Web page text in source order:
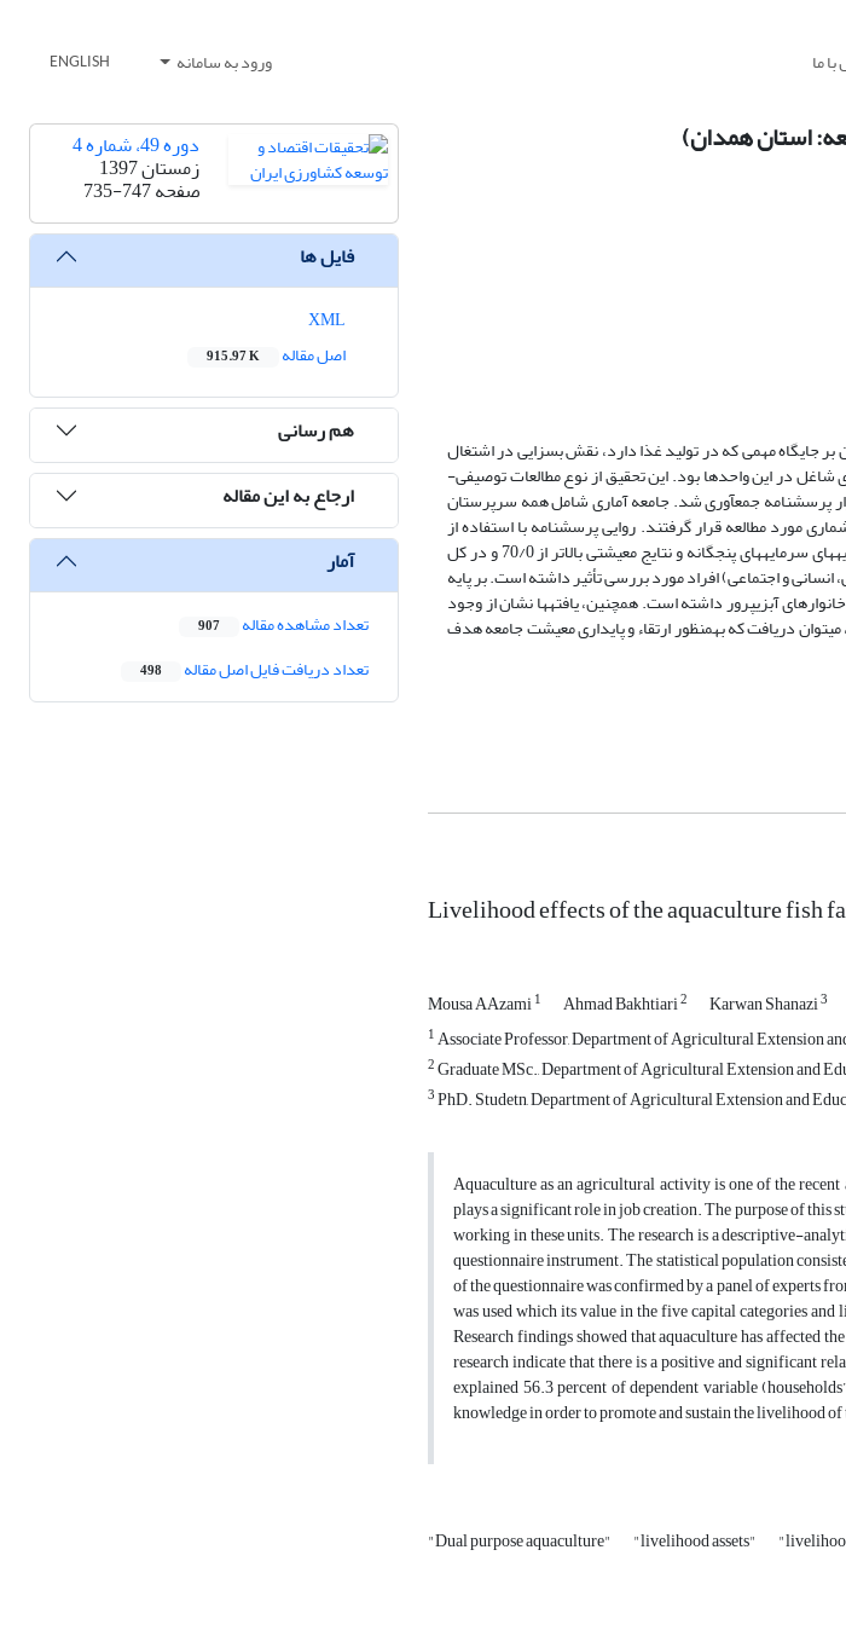
ما ورود به سامانه ENGLISH
استان همدان)
جایگاه مهمی که در تولید غذا دارد، نقش بسزایی در اشتغال
در این واحدها بود. این تحقیق از نوع مطالعات توصیفی-
پرسشنامه جمع­آوری شد. جامعه آماری شامل همه سرپرستان
همدان بوده که تمامی 130 نفر شاغل به صورت تمام شماری مورد مطالعه قرار گرفتند. روایی پرسشنامه با استفاده از
دیدگاه صاحب­نظران تأیید و به منظور بررسی پایایی پرسشنامه از ضریب آلفای کرونباخ استفاه شد که میزان آن در گویه­های سرمایه­­های پنج­گانه و نتایج معیشتی بالاتر از 70/0 و در کل
انسانی و اجتماعی) افراد مورد بررسی تأثیر داشته است. بر پایه
آبزی­پرور داشته است. همچنین، یافته­ها نشان از وجود
دریافت که به­منظور ارتقاء و پایداری معیشت جامعه هدف
Livelihood effects of the aquaculture fish
Mousa AAzami1 Ahmad Bakhtiari2 Karwan Shanazi3
1Associate Professor, Department of Agricultural Extension
2Graduate MSc., Department of Agricultural Extension and
3PhD. Studetn, Department of Agricultural Extension and
Aquaculture as an agricultural activity is one of the
plays a significant role in job creation. The purpose of this
working in these units. The research is a descriptive-
questionnaire instrument. The statistical population
of the questionnaire was confirmed by a panel of experts
was used which its value in the five capital categories
Research findings showed that aquaculture has affected
research indicate that there is a positive and significant
explained 56.3 percent of dependent variable
knowledge in order to promote and sustain the livelihood
"Dual purpose aquaculture" "livelihood assets"
دوره 49، شماره 4
زمستان 1397
صفحه735-747
فایل ها
اصل مقاله
915.97 K
هم رسانی
ارجاع به این مقاله
آمار
تعداد مشاهده مقاله 907
تعداد دریافت فایل اصل مقاله 498